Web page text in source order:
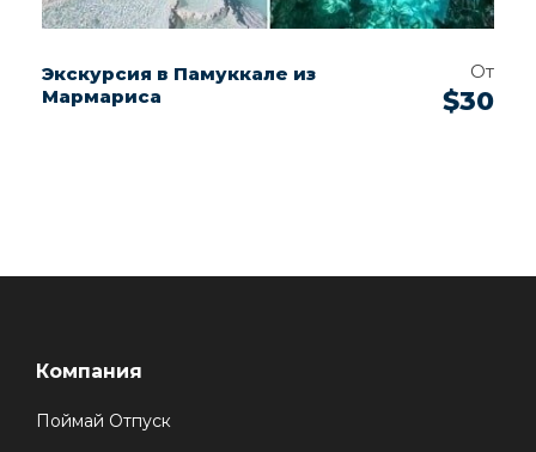
Экскурсия в Памуккале из
Мармариса
От
$30
Компания
Поймай Отпуск